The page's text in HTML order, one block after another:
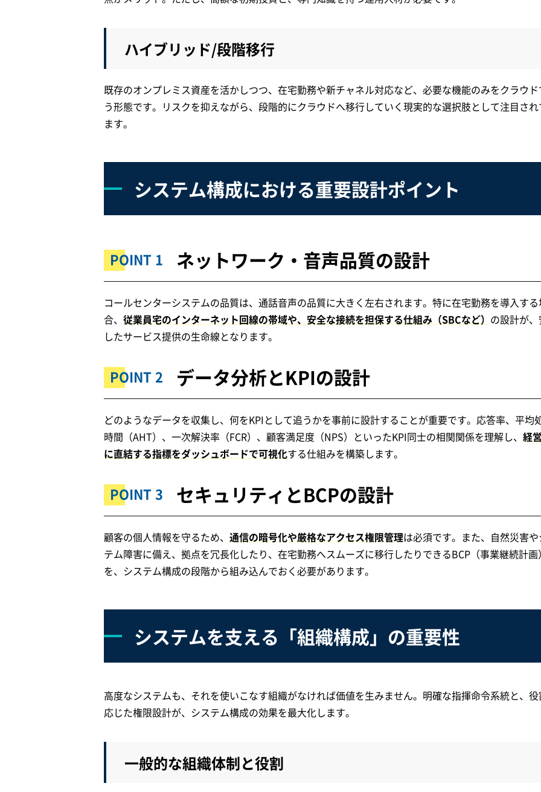
ハイブリッド/段階移行
既存のオンプレミス資産を活かしつつ、在宅勤務や新チャネル対応など、必要な機能のみをクラウ
う形態です。リスクを抑えながら、段階的にクラウドへ移行していく現実的な選択肢として注目され
ます。
システム構成における重要設計ポイント
ネットワーク・音声品質の設計
コールセンターシステムの品質は、通話音声の品質に大きく左右されます。特に在宅勤務を導入す
合、 従業員宅のインターネット回線の帯域や、安全な接続を担保する仕組み（SBCなど） の設計が
したサービス提供の生命線となります。
データ分析とKPIの設計
どのようなデータを収集し、何をKPIとして追うかを事前に設計することが重要です。応答率、平均
時間（AHT）、一次解決率（FCR）、顧客満足度（NPS）といったKPI同士の相関関係を理解し、 経
に直結する指標をダッシュボードで可視化する仕組みを構築します。
セキュリティとBCPの設計
顧客の個人情報を守るため、 通信の暗号化や厳格なアクセス権限管理は必須です。また、自然災害や
テム障害に備え、拠点を冗長化したり、在宅勤務へスムーズに移行したりできるBCP（事業継続計画）
を、システム構成の段階から組み込んでおく必要があります。
システムを支える「組織構成」の重要性
高度なシステムも、それを使いこなす組織がなければ価値を生みません。明確な指揮命令系統と、役
応じた権限設計が、システム構成の効果を最大化します。
一般的な組織体制と役割